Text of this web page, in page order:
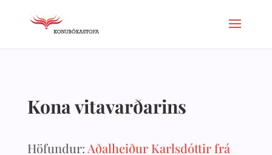
Kona vitavarðarins
Höfundur: Aðalheiður Karlsdóttir frá